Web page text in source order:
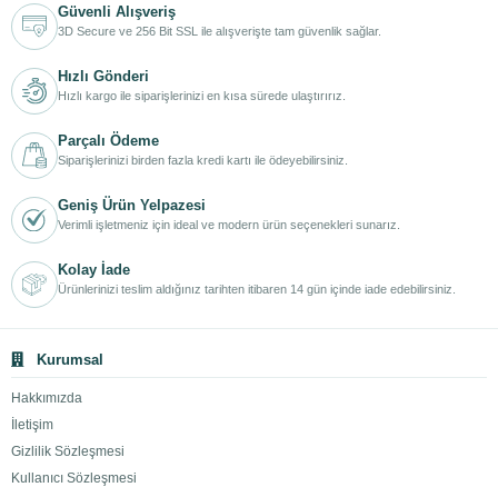
Güvenli Alışveriş
3D Secure ve 256 Bit SSL ile alışverişte tam güvenlik sağlar.
Hızlı Gönderi
Hızlı kargo ile siparişlerinizi en kısa sürede ulaştırırız.
Parçalı Ödeme
Siparişlerinizi birden fazla kredi kartı ile ödeyebilirsiniz.
Geniş Ürün Yelpazesi
Verimli işletmeniz için ideal ve modern ürün seçenekleri sunarız.
Kolay İade
Ürünlerinizi teslim aldığınız tarihten itibaren 14 gün içinde iade edebilirsiniz.
Kurumsal
Hakkımızda
İletişim
Gizlilik Sözleşmesi
Kullanıcı Sözleşmesi